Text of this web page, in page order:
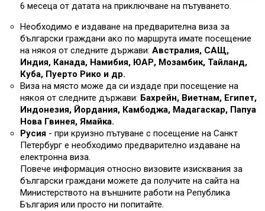
6 месеца от датата на приключване на пътуването.
Необходимо е издаване на предварителна виза за
български граждани ако по маршрута имате посещение
на някоя от следните държави: Австралия, САЩ,
Индия, Канада, Намибия, ЮАР, Мозамбик, Тайланд,
Куба, Пуерто Рико и др.
Виза на място може да си издаде при посещение на
някоя от следните държави: Бахрейн, Виетнам, Египет,
Индонезия, Йордания, Камбоджа, Мадагаскар, Папуа
Нова Гвинея, Ямайка.
Русия - при круизно пътуване с посещение на Санкт
Петербург е необходимо предварително издаване на
електронна виза.
Повече информация относно визовите изисквания за
български граждани можете да получите на сайта на
Министерството на външните работи на Република
България или просто ни попитайте.